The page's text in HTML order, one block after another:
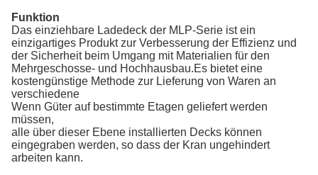
Funktion
Das einziehbare Ladedeck der MLP-Serie ist ein
einzigartiges Produkt zur Verbesserung der Effizienz und
der Sicherheit beim Umgang mit Materialien für den
Mehrgeschosse- und Hochhausbau.Es bietet eine
kostengünstige Methode zur Lieferung von Waren an
verschiedene
Wenn Güter auf bestimmte Etagen geliefert werden
müssen,
alle über dieser Ebene installierten Decks können
eingegraben werden, so dass der Kran ungehindert
arbeiten kann.